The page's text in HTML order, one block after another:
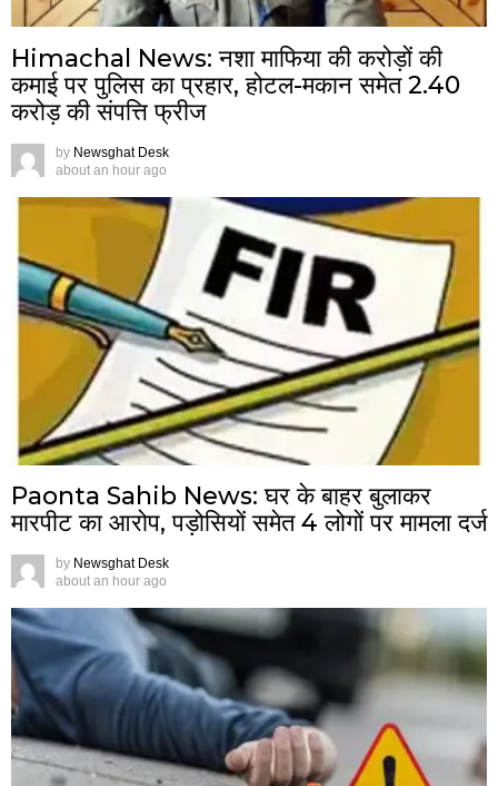
Himachal News: नशा माफिया की करोड़ों की
कमाई पर पुलिस का प्रहार, होटल-मकान समेत 2.40
करोड़ की संपत्ति फ्रीज
by Newsghat Desk
about an hour ago
Paonta Sahib News: घर के बाहर बुलाकर
मारपीट का आरोप, पड़ोसियों समेत 4 लोगों पर मामला दर्ज
by Newsghat Desk
about an hour ago